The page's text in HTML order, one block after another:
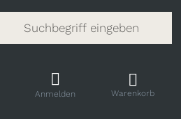
Anmelden Warenkorb